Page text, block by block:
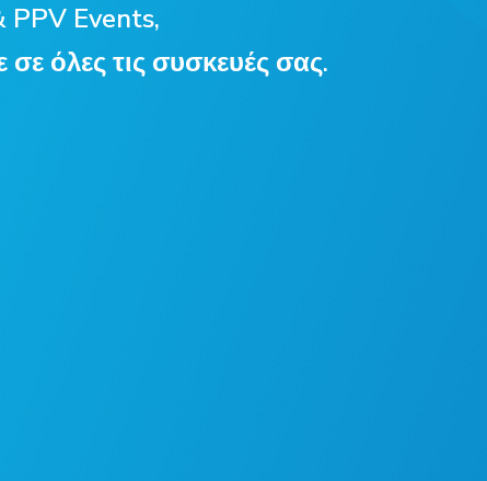
PPV Events,
όλες τις συσκευές σας.